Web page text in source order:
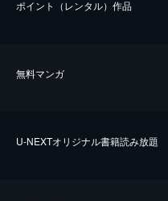
ポイント（レンタル）作品
無料マンガ
U-NEXTオリジナル書籍読み放題